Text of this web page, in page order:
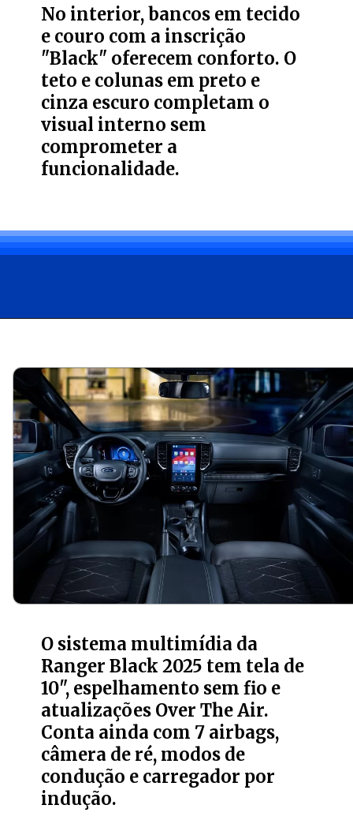
No interior, bancos em tecido
e couro com a inscrição
"Black" oferecem conforto. O
teto e colunas em preto e
cinza escuro completam o
visual interno sem
comprometer a
funcionalidade.
O sistema multimídia da
Ranger Black 2025 tem tela de
10", espelhamento sem fio e
atualizações Over The Air.
Conta ainda com 7 airbags,
câmera de ré, modos de
condução e carregador por
indução.